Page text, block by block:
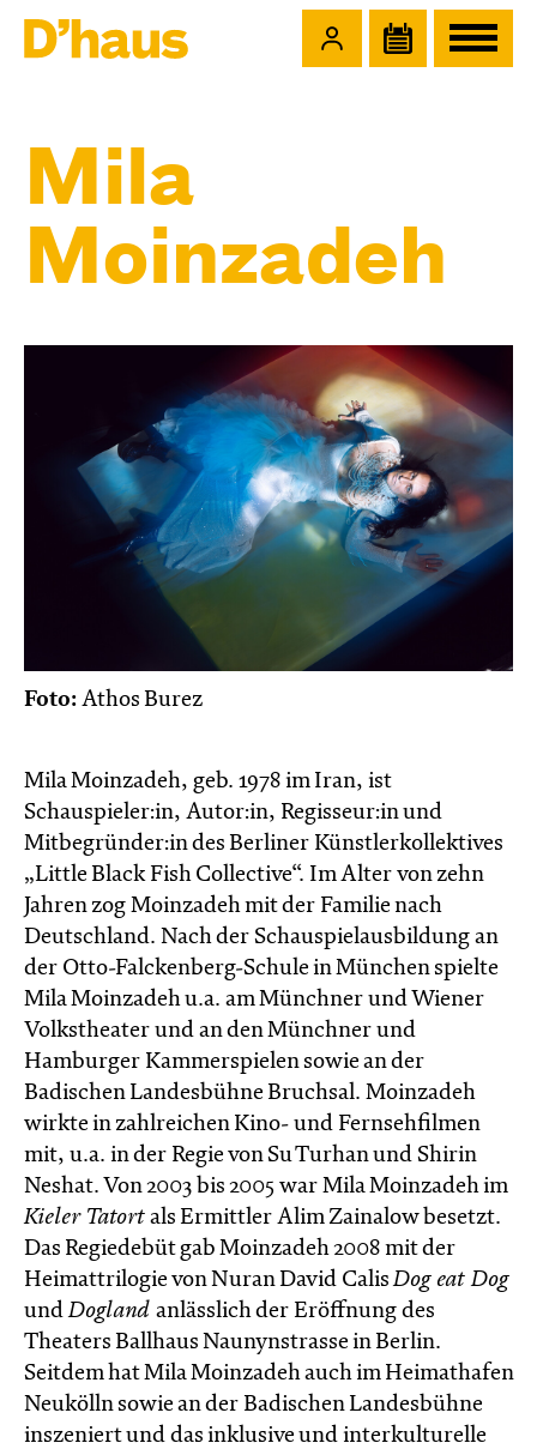
Mila
Moinzadeh
Foto: Athos Burez
Mila Moinzadeh, geb. 1978 im Iran, ist
Schauspieler:in, Autor:in, Regisseur:in und
Mitbegründer:in des Berliner Künstlerkollektives
„Little Black Fish Collective“. Im Alter von zehn
Jahren zog Moinzadeh mit der Familie nach
Deutschland. Nach der Schauspielausbildung an
der Otto-Falckenberg-Schule in München spielte
Mila Moinzadeh u.a. am Münchner und Wiener
Volkstheater und an den Münchner und
Hamburger Kammerspielen sowie an der
Badischen Landesbühne Bruchsal. Moinzadeh
wirkte in zahlreichen Kino- und Fernsehfilmen
mit, u.a. in der Regie von Su Turhan und Shirin
Neshat. Von 2003 bis 2005 war Mila Moinzadeh im
Kieler Tatort als Ermittler Alim Zainalow besetzt.
Das Regiedebüt gab Moinzadeh 2008 mit der
Heimattrilogie von Nuran David CalisDog eat Dog
undDogland anlässlich der Eröffnung des
Theaters Ballhaus Naunynstrasse in Berlin.
Seitdem hat Mila Moinzadeh auch im Heimathafen
Neukölln sowie an der Badischen Landesbühne
inszeniert und das inklusive und interkulturelle